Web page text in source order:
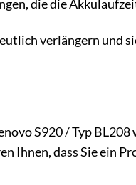
die die
verlängern und
S920 / Typ
dass Sie ein